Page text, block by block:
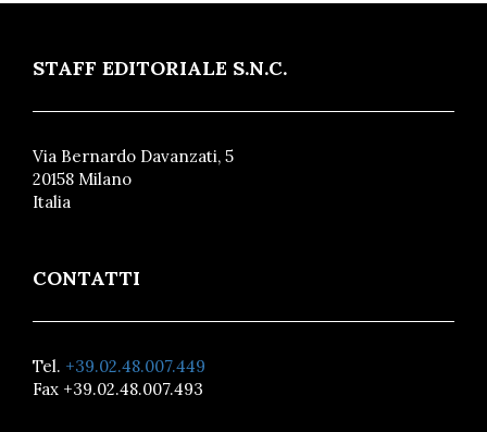
STAFF EDITORIALE S.N.C.
Via Bernardo Davanzati, 5
20158 Milano
Italia
CONTATTI
Tel. +39.02.48.007.449
Fax +39.02.48.007.493